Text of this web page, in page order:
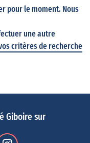
pour le moment. Nous
une autre
critères de recherche
Giboire sur